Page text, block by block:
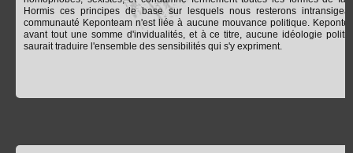
Hormis ces principes de base sur lesquels nous resterons
communauté Keponteam n'est liée à aucune mouvance politique.
avant tout une somme d'invidualités, et à ce titre, aucune idéologie
saurait traduire l'ensemble des sensibilités qui s'y expriment.